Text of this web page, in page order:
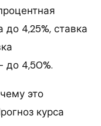
4,25%, ставка
4,50%.
это
курса